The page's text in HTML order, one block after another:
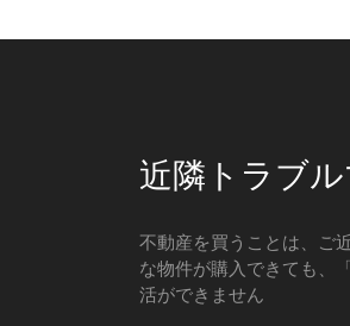
近隣トラブ
不動産を買うことは、ご
な物件が購入できても、
活ができません